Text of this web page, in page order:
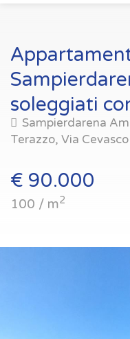
soleggiati
Sampierdarena
Terazzo, Via
€ 90.000
100 / m2